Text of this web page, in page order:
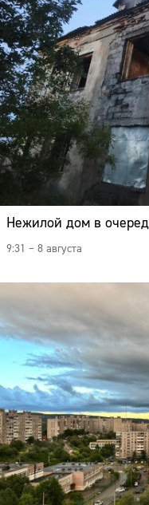
Нежилой дом в
9:31 – 8 августа